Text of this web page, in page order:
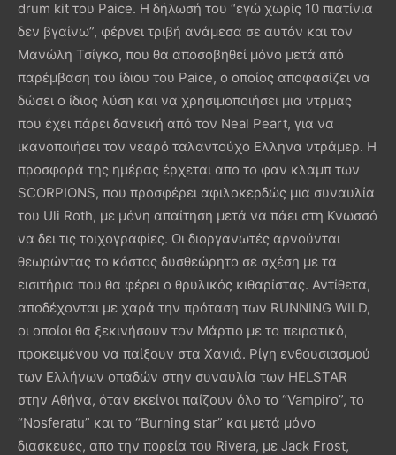
drum kit του Paice. Η δήλωσή του “εγώ χωρίς 10 πιατίνια
δεν βγαίνω”, φέρνει τριβή ανάμεσα σε αυτόν και τον
Μανώλη Τσίγκο, που θα αποσοβηθεί μόνο μετά από
παρέμβαση του ίδιου του Paice, ο οποίος αποφασίζει να
δώσει ο ίδιος λύση και να χρησιμοποιήσει μια ντρμας
που έχει πάρει δανεική από τον Neal Peart, για να
ικανοποιήσει τον νεαρό ταλαντούχο Ελληνα ντράμερ. Η
προσφορά της ημέρας έρχεται απο το φαν κλαμπ των
SCORPIONS, που προσφέρει αφιλοκερδώς μια συναυλία
του Uli Roth, με μόνη απαίτηση μετά να πάει στη Κνωσσό
να δει τις τοιχογραφίες. Οι διοργανωτές αρνούνται
θεωρώντας το κόστος δυσθεώρητο σε σχέση με τα
εισιτήρια που θα φέρει ο θρυλικός κιθαρίστας. Αντίθετα,
αποδέχονται με χαρά την πρόταση των RUNNING WILD,
οι οποίοι θα ξεκινήσουν τον Μάρτιο με το πειρατικό,
προκειμένου να παίξουν στα Χανιά. Ρίγη ενθουσιασμού
των Ελλήνων οπαδών στην συναυλία των HELSTAR
στην Αθήνα, όταν εκείνοι παίζουν όλο το “Vampiro”, το
“Nosferatu” και το “Burning star” και μετά μόνο
διασκευές, απο την πορεία του Rivera, με Jack Frost,